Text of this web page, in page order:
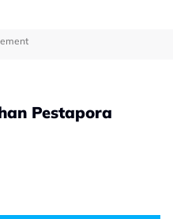
Pestapora